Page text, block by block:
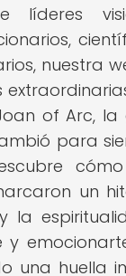
líderes
nuestra
of Arc, la
para
un
la
y
una huella